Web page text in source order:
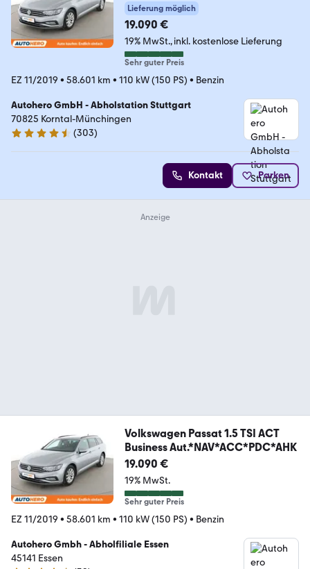
Lieferung möglich
19.090 €
19% MwSt. inkl. kostenlose Lieferung
Sehr guter Preis
EZ 11/2019 • 58.601 km • 110 kW (150 PS) • Benzin
Autohero GmbH - Abholstation Stuttgart
70825 Korntal-Münchingen
4.4 Sterne
(303)
Kontakt Parken
Volkswagen Passat 1.5 TSI ACT
Business Aut.*NAV*ACC*PDC*AHK
19.090 €
19% MwSt.
Sehr guter Preis
EZ 11/2019 • 58.601 km • 110 kW (150 PS) • Benzin
Autohero Gmbh - Abholfiliale Essen
45141 Essen